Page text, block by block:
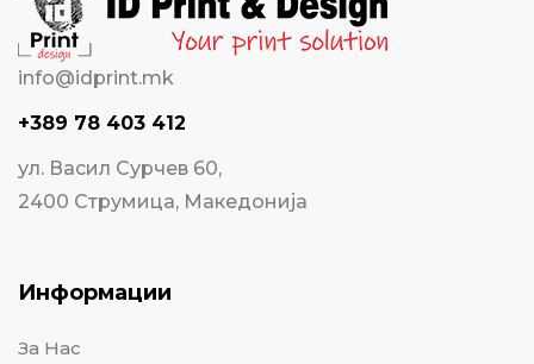
info@idprint.mk
+389 78 403 412
ул. Васил Сурчев 60,
2400 Струмица, Македонија
Информации
За Нас